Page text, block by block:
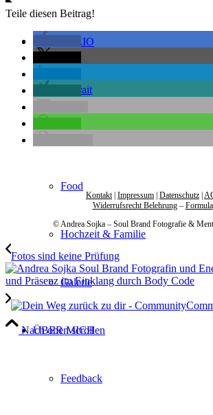
PORTFOLIO
Portrait
Food
Hochzeit & Familie
Galerie
ÜBER MICH
Feedback
Teile diesen Beitrag!
Kontakt| Impressum Datenschutz
Widerrufsrecht Belehrung– Formula
© Andrea Sojka – Soul Brand Fotografie &
Fotos sind keine Prüfung
Nach oben scrollen